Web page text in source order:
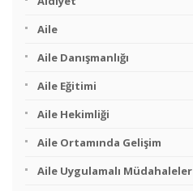
Aile
Aile Danışmanlığı
Aile Eğitimi
Aile Hekimliği
Aile Ortamında Gelişim
Aile Uygulamalı Müdahaleler